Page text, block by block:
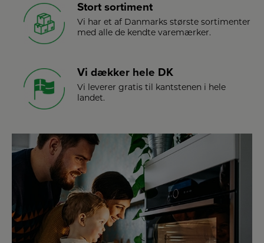
Stort sortiment
Vi har et af Danmarks største sortimenter
med alle de kendte varemærker.
Vi dækker hele DK
Vi leverer gratis til kantstenen i hele
landet.